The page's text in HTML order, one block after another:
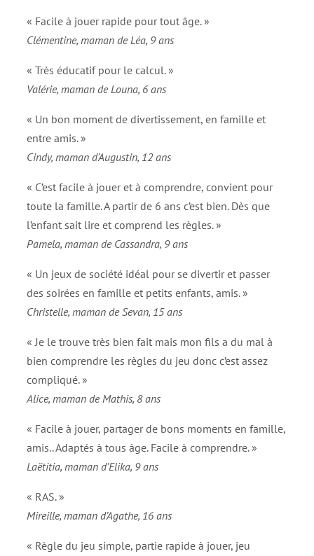
« Facile à jouer rapide pour tout âge. »
Clémentine, maman de Léa, 9 ans
« Très éducatif pour le calcul. »
Valérie, maman de Louna, 6 ans
« Un bon moment de divertissement, en famille et
entre amis. »
Cindy, maman d’Augustin, 12 ans
« C’est facile à jouer et à comprendre, convient pour
toute la famille. A partir de 6 ans c’est bien. Dès que
l’enfant sait lire et comprend les règles. »
Pamela, maman de Cassandra, 9 ans
« Un jeux de société idéal pour se divertir et passer
des soirées en famille et petits enfants, amis. »
Christelle, maman de Sevan, 15 ans
« Je le trouve très bien fait mais mon fils a du mal à
bien comprendre les règles du jeu donc c’est assez
compliqué. »
Alice, maman de Mathis, 8 ans
« Facile à jouer, partager de bons moments en famille,
amis.. Adaptés à tous âge. Facile à comprendre. »
Laëtitia, maman d’Elika, 9 ans
« RAS. »
Mireille, maman d’Agathe, 16 ans
« Règle du jeu simple, partie rapide à jouer, jeu